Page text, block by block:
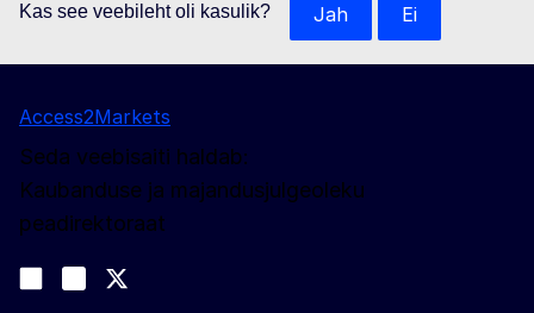
Kas see veebileht oli kasulik? Jah Ei
Access2Markets
Seda veebisaiti haldab:
Kaubanduse ja majandusjulgeoleku
peadirektoraat
Join us on LinkedIn
Trade-Off podcast